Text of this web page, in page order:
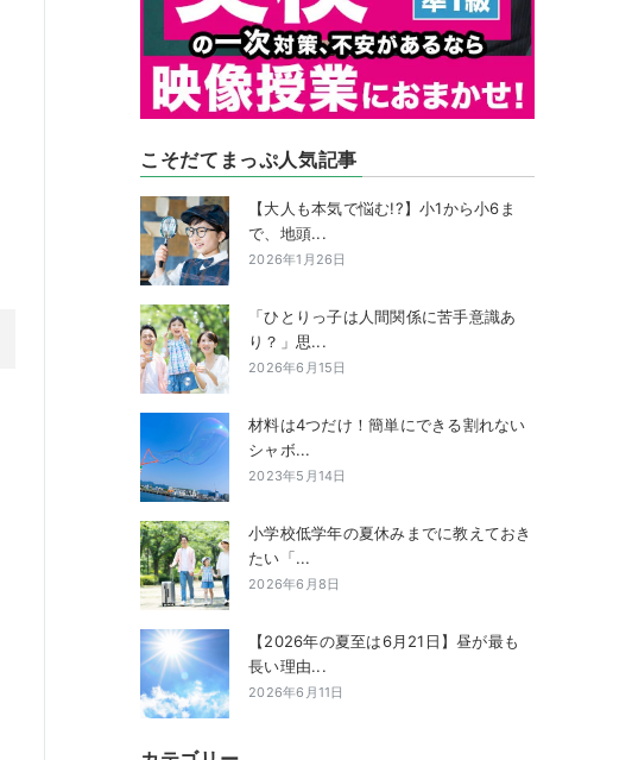
こそだてまっぷ人気記事
【大人も本気で悩む!?】小1から小6ま
で、地頭...
2026年1月26日
「ひとりっ子は人間関係に苦手意識あ
り？」思...
2026年6月15日
材料は4つだけ！簡単にできる割れない
シャボ...
2023年5月14日
小学校低学年の夏休みまでに教えておき
たい「...
2026年6月8日
【2026年の夏至は6月21日】昼が最も
長い理由...
2026年6月11日